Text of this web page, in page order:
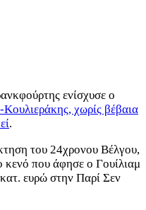
ενίσχυσε ο
Κουλιεράκης, χωρίς βέβαια
.
του 24χρονου Βέλγου,
κενό που άφησε ο Γουίλιαμ
ευρώ στην Παρί Σεν